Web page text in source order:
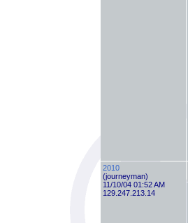
2010
(journeyman)
11/10/04 01:52 AM
129.247.213.14